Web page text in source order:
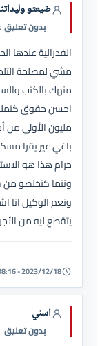
ضيعتو
بدون
الفدرالية عندها
مشي لمصلحة
منهك بالكتب
مليون الأولى من
باغي غير يقرا
حرام هذا هو
ونتما كتخلصو
ونعم الوكيل انا
يتقطع ليه من الأجر
2023/12/18 - 08:16
اسني
بدون تعليق